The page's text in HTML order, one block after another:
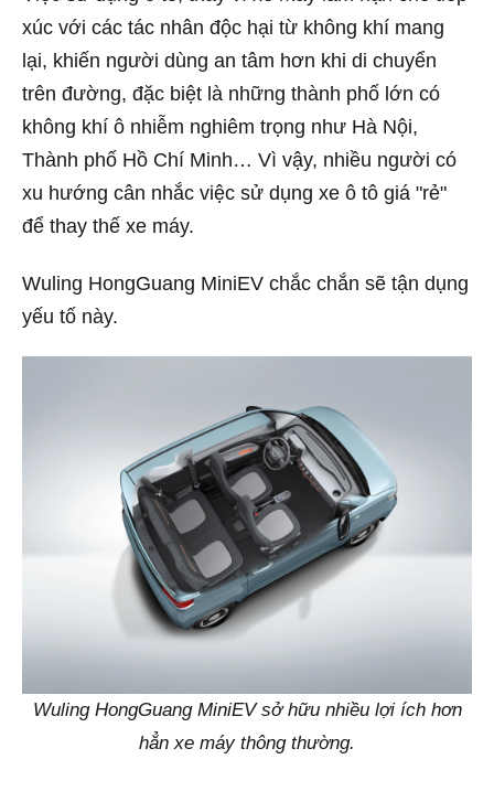
xúc với các tác nhân độc hại từ không khí mang
lại, khiến người dùng an tâm hơn khi di chuyển
trên đường, đặc biệt là những thành phố lớn có
không khí ô nhiễm nghiêm trọng như Hà Nội,
Thành phố Hồ Chí Minh… Vì vậy, nhiều người có
xu hướng cân nhắc việc sử dụng xe ô tô giá "rẻ"
để thay thế xe máy.
Wuling HongGuang MiniEV chắc chắn sẽ tận dụng
yếu tố này.
Wuling HongGuang MiniEV sở hữu nhiều lợi ích hơn
hẳn xe máy thông thường.